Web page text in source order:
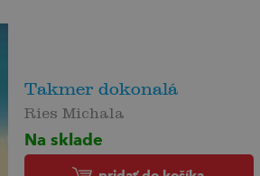
Takmer dokonalá
Ries Michala
Na sklade